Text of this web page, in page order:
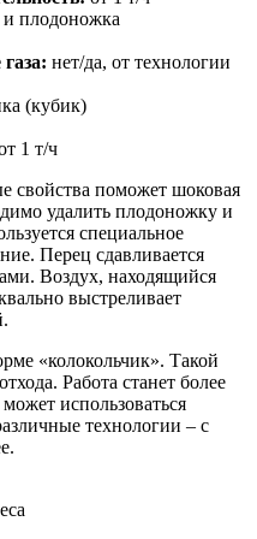
и плодоножка
нет/да, от технологии
(кубик)
1 т/ч
свойства поможет шоковая
удалить плодоножку и
специальное
Перец сдавливается
Воздух, находящийся
выстреливает
«колокольчик». Такой
Работа станет более
использоваться
технологии – с